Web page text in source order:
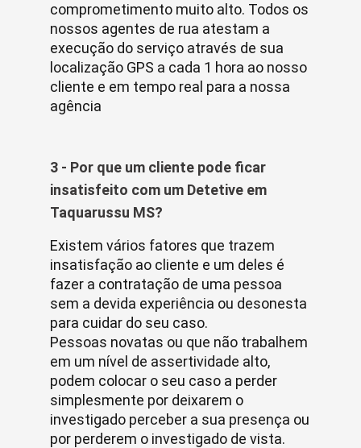
comprometimento muito alto. Todos os
nossos agentes de rua atestam a
execução do serviço através de sua
localização GPS a cada 1 hora ao nosso
cliente e em tempo real para a nossa
agência
3 - Por que um cliente pode ficar
insatisfeito com um Detetive em
Taquarussu MS?
Existem vários fatores que trazem
insatisfação ao cliente e um deles é
fazer a contratação de uma pessoa
sem a devida experiência ou desonesta
para cuidar do seu caso.
Pessoas novatas ou que não trabalhem
em um nível de assertividade alto,
podem colocar o seu caso a perder
simplesmente por deixarem o
investigado perceber a sua presença ou
por perderem o investigado de vista.